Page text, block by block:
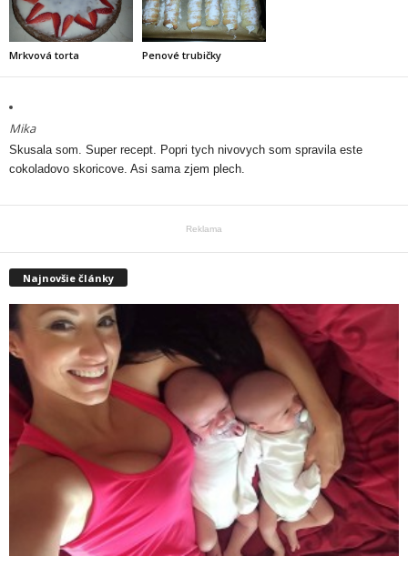
Mrkvová torta Penové trubičky
Mika
Skusala som. Super recept. Popri tych nivovych som spravila este
cokoladovo skoricove. Asi sama zjem plech.
Reklama
Najnovšie články